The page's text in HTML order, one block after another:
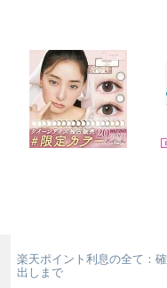
楽天ポイント利息の全て：
出しまで